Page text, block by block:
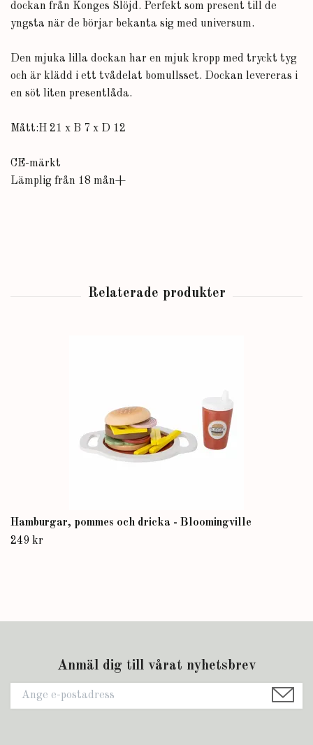
dockan från Konges Slöjd. Perfekt som present till de
yngsta när de börjar bekanta sig med universum.
Den mjuka lilla dockan har en mjuk kropp med tryckt tyg
och är klädd i ett tvådelat bomullsset. Dockan levereras i
en söt liten presentlåda.
Mått:H 21 x B 7 x D 12
CE-märkt
Lämplig från 18 mån+
Hamburgar, pommes och dricka - Bloomingville
249 kr
Anmäl dig till vårat nyhetsbrev